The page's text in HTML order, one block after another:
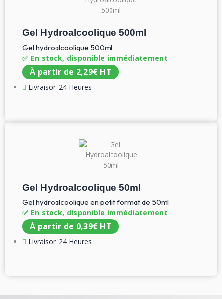
Gel Hydroalcoolique 500ml
Gel hydroalcoolique 500ml
✅ En stock, disponible immédiatement
À partir de 2,29€ HT
Livraison 24 Heures
Gel Hydroalcoolique 50ml
Gel hydroalcoolique en petit format de 50ml
✅ En stock, disponible immédiatement
À partir de 0,39€ HT
Livraison 24 Heures